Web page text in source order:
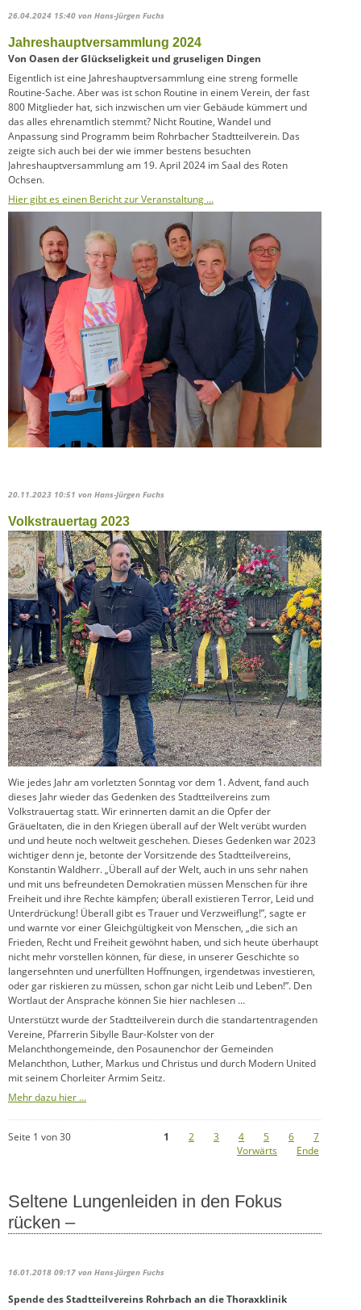
26.04.2024 15:40 von Hans-Jürgen Fuchs
Jahreshauptversammlung 2024
Von Oasen der Glückseligkeit und gruseligen Dingen
Eigentlich ist eine Jahreshauptversammlung eine streng formelle
Routine-Sache. Aber was ist schon Routine in einem Verein, der fast
800 Mitglieder hat, sich inzwischen um vier Gebäude kümmert und
das alles ehrenamtlich stemmt? Nicht Routine, Wandel und
Anpassung sind Programm beim Rohrbacher Stadtteilverein. Das
zeigte sich auch bei der wie immer bestens besuchten
Jahreshauptversammlung am 19. April 2024 im Saal des Roten
Ochsen.
Hier gibt es einen Bericht zur Veranstaltung …
20.11.2023 10:51 von Hans-Jürgen Fuchs
Volkstrauertag 2023
Wie jedes Jahr am vorletzten Sonntag vor dem 1. Advent, fand auch
dieses Jahr wieder das Gedenken des Stadtteilvereins zum
Volkstrauertag statt. Wir erinnerten damit an die Opfer der
Gräueltaten, die in den Kriegen überall auf der Welt verübt wurden
und und heute noch weltweit geschehen. Dieses Gedenken war 2023
wichtiger denn je, betonte der Vorsitzende des Stadtteilvereins,
Konstantin Waldherr. „Überall auf der Welt, auch in uns sehr nahen
und mit uns befreundeten Demokratien müssen Menschen für ihre
Freiheit und ihre Rechte kämpfen; überall existieren Terror, Leid und
Unterdrückung! Überall gibt es Trauer und Verzweiflung!”, sagte er
und warnte vor einer Gleichgültigkeit von Menschen, „die sich an
Frieden, Recht und Freiheit gewöhnt haben, und sich heute überhaupt
nicht mehr vorstellen können, für diese, in unserer Geschichte so
langersehnten und unerfüllten Hoffnungen, irgendetwas investieren,
oder gar riskieren zu müssen, schon gar nicht Leib und Leben!”. Den
Wortlaut der Ansprache können Sie hier nachlesen …
Unterstützt wurde der Stadtteilverein durch die standartentragenden
Vereine, Pfarrerin Sibylle Baur-Kolster von der
Melanchthongemeinde, den Posaunenchor der Gemeinden
Melanchthon, Luther, Markus und Christus und durch Modern United
mit seinem Chorleiter Armim Seitz.
Mehr dazu hier …
Seite 1 von 30 1 2 3 4 5 6
7
Vorwärts
Ende
Seltene Lungenleiden in den Fokus
rücken –
16.01.2018 09:17 von Hans-Jürgen Fuchs
Spende des Stadtteilvereins Rohrbach an die Thoraxklinik